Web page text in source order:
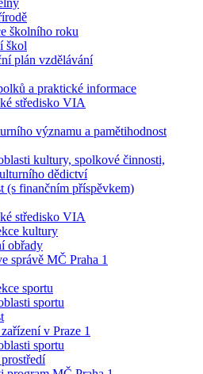
školního roku
škol
plán vzdělávání
a praktické informace
středisko VIA
významu a pamětihodnost
kultury, spolkové činnosti,
dědictví
(s finančním příspěvkem)
středisko VIA
kultury
obřady
správě MČ Praha 1
sportu
sportu
v Praze 1
sportu